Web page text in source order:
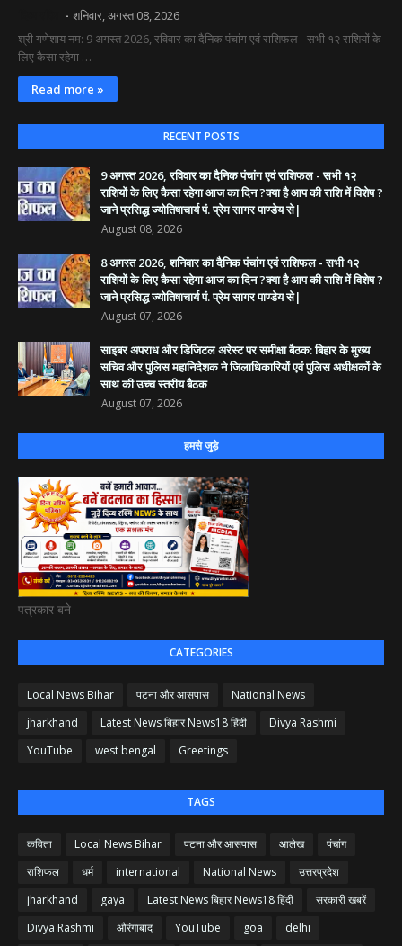
शनिवार, अगस्त 08, 2026
श्री गणेशाय नम: 9 अगस्त 2026, रविवार का दैनिक पंचांग एवं राशिफल - सभी १२ राशियों के
लिए कैसा रहेगा …
Read more »
RECENT POSTS
9 अगस्त 2026, रविवार का दैनिक पंचांग एवं राशिफल - सभी १२
राशियों के लिए कैसा रहेगा आज का दिन ?क्या है आप की राशि में विशेष ?
जाने प्रसिद्ध ज्योतिषाचार्य पं. प्रेम सागर पाण्डेय से|
August 08, 2026
8 अगस्त 2026, शनिवार का दैनिक पंचांग एवं राशिफल - सभी १२
राशियों के लिए कैसा रहेगा आज का दिन ?क्या है आप की राशि में विशेष ?
जाने प्रसिद्ध ज्योतिषाचार्य पं. प्रेम सागर पाण्डेय से|
August 07, 2026
साइबर अपराध और डिजिटल अरेस्ट पर समीक्षा बैठक: बिहार के मुख्य
सचिव और पुलिस महानिदेशक ने जिलाधिकारियों एवं पुलिस अधीक्षकों के
साथ की उच्च स्तरीय बैठक
August 07, 2026
हमसे जुड़े
पत्रकार बने
CATEGORIES
Local News Bihar पटना और आसपास
National News
jharkhand
Latest News बिहार News18 हिंदी
Divya Rashmi
YouTube
west bengal Greetings
TAGS
कविता Local News Bihar पटना और आसपास आलेख
पंचांग
राशिफल
धर्म international National News
उत्तरप्रदेश
jharkhand
gaya Latest News बिहार News18 हिंदी
सरकारी खबरें
Divya Rashmi
औरंगाबाद YouTube goa
delhi